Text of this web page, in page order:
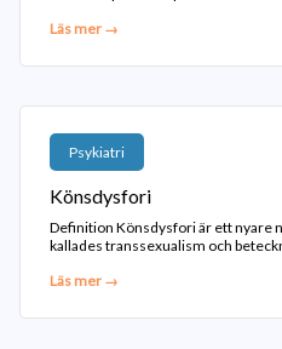
Läs mer →
Psykiatri
Könsdysfori
Definition Könsdysfori är ett nyare
kallades transsexualism och
Läs mer →